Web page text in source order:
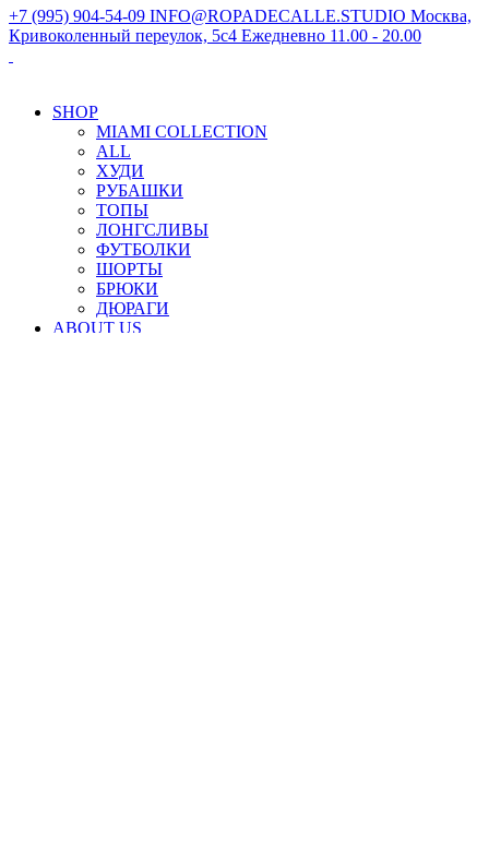
+7 (995) 904-54-09 INFO@ROPADECALLE.STUDIO Москва,
Кривоколенный переулок, 5с4 Ежедневно 11.00 - 20.00
SHOP
MIAMI COLLECTION
ALL
ХУДИ
РУБАШКИ
ТОПЫ
ЛОНГСЛИВЫ
ФУТБОЛКИ
ШОРТЫ
БРЮКИ
ДЮРАГИ
ABOUT US